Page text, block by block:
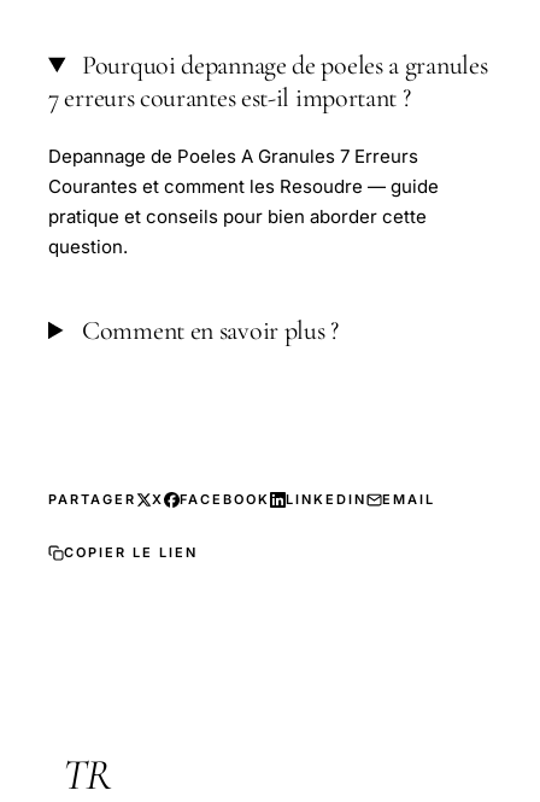
Pourquoi depannage de poeles a granules
7 erreurs courantes est-il important ?
Depannage de Poeles A Granules 7 Erreurs
Courantes et comment les Resoudre — guide
pratique et conseils pour bien aborder cette
question.
Comment en savoir plus ?
PARTAGER X FACEBOOK LINKEDIN EMAIL
COPIER LE LIEN
TR